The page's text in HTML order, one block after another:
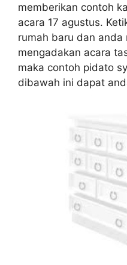
memberikan contoh
acara 17 agustus.
rumah baru dan anda
mengadakan acara
maka contoh pidato
dibawah ini dapat